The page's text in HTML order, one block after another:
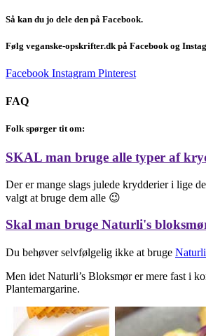
Så kan du jo dele den på Facebook.
Følg veganske-opskrifter.dk på Facebook og
Facebook Instagram Pinterest
FAQ
Folk spørger tit om:
SKAL man bruge alle typer af
Der er mange slags julede krydderier i lige
valgt at bruge dem alle 😉
Skal man bruge Naturli's
Du behøver selvfølgelig ikke at bruge
Men idet Naturli’s Bloksmør er mere fast i
Plantemargarine.